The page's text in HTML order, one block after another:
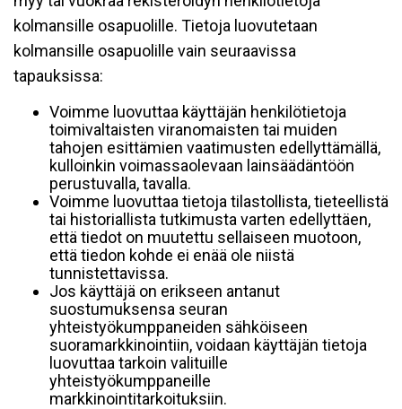
kolmansille osapuolille. Tietoja luovutetaan
kolmansille osapuolille vain seuraavissa
tapauksissa:
Voimme luovuttaa käyttäjän henkilötietoja
toimivaltaisten viranomaisten tai muiden
tahojen esittämien vaatimusten edellyttämällä,
kulloinkin voimassaolevaan lainsäädäntöön
perustuvalla, tavalla.
Voimme luovuttaa tietoja tilastollista, tieteellistä
tai historiallista tutkimusta varten edellyttäen,
että tiedot on muutettu sellaiseen muotoon,
että tiedon kohde ei enää ole niistä
tunnistettavissa.
Jos käyttäjä on erikseen antanut
suostumuksensa seuran
yhteistyökumppaneiden sähköiseen
suoramarkkinointiin, voidaan käyttäjän tietoja
luovuttaa tarkoin valituille
yhteistyökumppaneille
markkinointitarkoituksiin.